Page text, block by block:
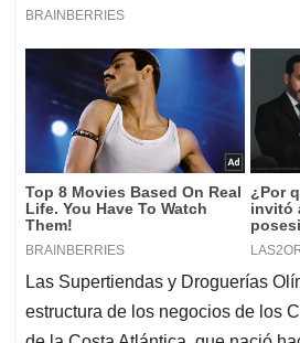
Las Supertiendas y Droguerías
estructura de los negocios de los